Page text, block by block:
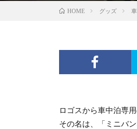
HOME グッズ
ロゴスから車中泊専
その名は、「ミニバ